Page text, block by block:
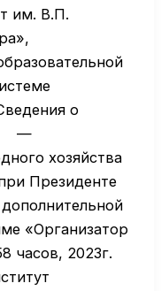
им. В.П.
о
—
хозяйства
Президенте
«Организатор
часов, 2023г.